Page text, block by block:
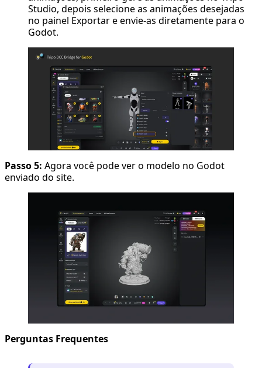
Studio, depois selecione as animações desejadas
no painel Exportar e envie-as diretamente para o
Godot.
Passo 5: Agora você pode ver o modelo no Godot
enviado do site.
Perguntas Frequentes